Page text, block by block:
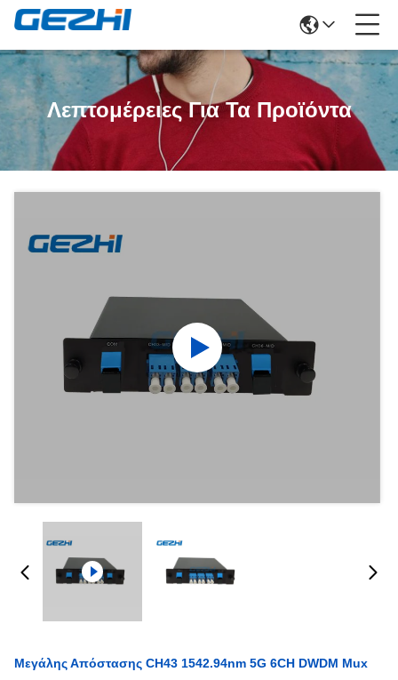
Λεπτομέρειες Για Τα Προϊόντα
Μεγάλης Απόστασης CH43 1542.94nm 5G 6CH DWDM Mux